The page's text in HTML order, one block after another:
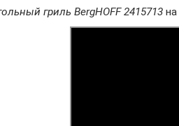
гриль BergHOFF 2415713на